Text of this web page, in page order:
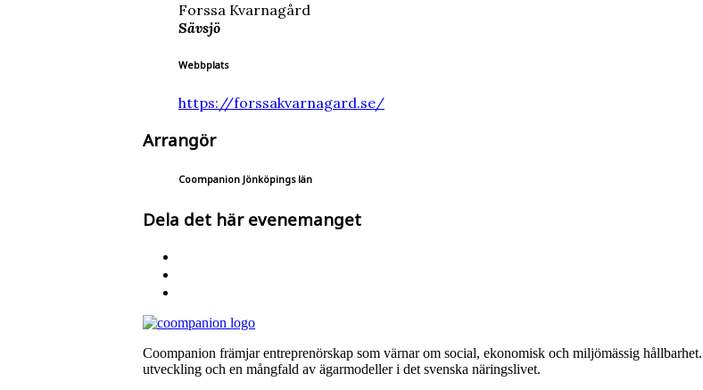
Forssa Kvarnagård
Sävsjö
Webbplats
https://forssakvarnagard.se/
Arrangör
Coompanion Jönköpings län
Dela det här evenemanget
Coompanion främjar entreprenörskap som värnar om social, ekonomisk och miljömässig
utveckling och en mångfald av ägarmodeller i det svenska näringslivet.